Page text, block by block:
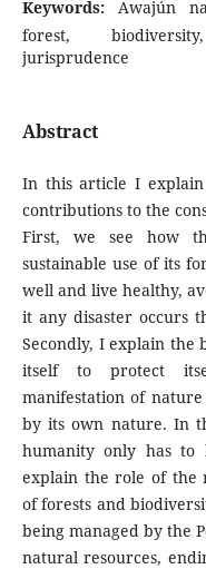
Keywords: Awajún
forest,
jurisprudence
Abstract
In this article I
contributions to the
First, we see how
sustainable use of its
well and live healthy,
it any disaster occurs
Secondly, I explain the
itself to protect
manifestation of
by its own nature. In
humanity only has to
explain the role of the
of forests and
being managed by the
natural resources,